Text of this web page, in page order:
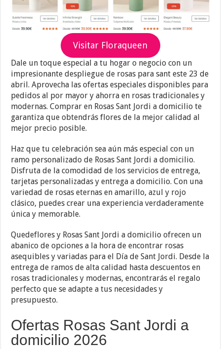
Visitar Floraqueen
Dale un toque especial a tu hogar o negocio con un
impresionante despliegue de rosas para sant este 23 de
abril. Aprovecha las ofertas especiales disponibles para
pedidos al por mayor y ahorra en rosas tradicionales y
modernas. Comprar en Rosas Sant Jordi a domicilio te
garantiza que obtendrás flores de la mejor calidad al
mejor precio posible.
Haz que tu celebración sea aún más especial con un
ramo personalizado de Rosas Sant Jordi a domicilio.
Disfruta de la comodidad de los servicios de entrega,
tarjetas personalizadas y entrega a domicilio. Con una
variedad de rosas eternas en amarillo, azul y rojo
clásico, puedes crear una experiencia verdaderamente
única y memorable.
Quedeflores y Rosas Sant Jordi a domicilio ofrecen un
abanico de opciones a la hora de encontrar rosas
asequibles y variadas para el Día de Sant Jordi. Desde la
entrega de ramos de alta calidad hasta descuentos en
rosas tradicionales y modernas, encontrarás el regalo
perfecto que se adapte a tus necesidades y
presupuesto.
Ofertas Rosas Sant Jordi a
domicilio 2026